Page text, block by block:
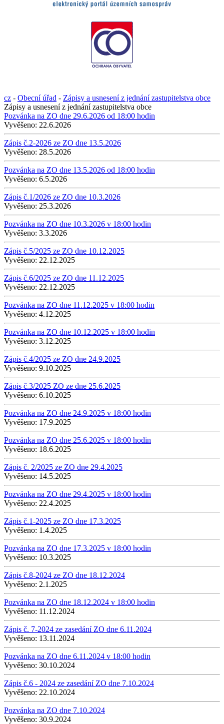
cz - Obecní úřad - Zápisy a usnesení z jednání zastupitelstva obce
Zápisy a usnesení z jednání zastupitelstva obce
Pozvánka na ZO dne 29.6.2026 od 18:00 hodin
Vyvěšeno: 22.6.2026
Zápis č.2-2026 ze ZO dne 13.5.2026
Vyvěšeno: 28.5.2026
Pozvánka na ZO dne 13.5.2026 od 18:00 hodin
Vyvěšeno: 6.5.2026
Zápis č.1/2026 ze ZO dne 10.3.2026
Vyvěšeno: 25.3.2026
Pozvánka na ZO dne 10.3.2026 v 18:00 hodin
Vyvěšeno: 3.3.2026
Zápis č.5/2025 ze ZO dne 10.12.2025
Vyvěšeno: 22.12.2025
Zápis č.6/2025 ze ZO dne 11.12.2025
Vyvěšeno: 22.12.2025
Pozvánka na ZO dne 11.12.2025 v 18:00 hodin
Vyvěšeno: 4.12.2025
Pozvánka na ZO dne 10.12.2025 v 18:00 hodin
Vyvěšeno: 3.12.2025
Zápis č.4/2025 ze ZO dne 24.9.2025
Vyvěšeno: 9.10.2025
Zápis č.3/2025 ZO ze dne 25.6.2025
Vyvěšeno: 6.10.2025
Pozvánka na ZO dne 24.9.2025 v 18:00 hodin
Vyvěšeno: 17.9.2025
Pozvánka na ZO dne 25.6.2025 v 18:00 hodin
Vyvěšeno: 18.6.2025
Zápis č. 2/2025 ze ZO dne 29.4.2025
Vyvěšeno: 14.5.2025
Pozvánka na ZO dne 29.4.2025 v 18:00 hodin
Vyvěšeno: 22.4.2025
Zápis č.1-2025 ze ZO dne 17.3.2025
Vyvěšeno: 1.4.2025
Pozvánka na ZO dne 17.3.2025 v 18:00 hodin
Vyvěšeno: 10.3.2025
Zápis č.8-2024 ze ZO dne 18.12.2024
Vyvěšeno: 2.1.2025
Pozvánka na ZO dne 18.12.2024 v 18:00 hodin
Vyvěšeno: 11.12.2024
Zápis č. 7-2024 ze zasedání ZO dne 6.11.2024
Vyvěšeno: 13.11.2024
Pozvánka na ZO dne 6.11.2024 v 18:00 hodin
Vyvěšeno: 30.10.2024
Zápis č.6 - 2024 ze zasedání ZO dne 7.10.2024
Vyvěšeno: 22.10.2024
Pozvánka na ZO dne 7.10.2024
Vyvěšeno: 30.9.2024